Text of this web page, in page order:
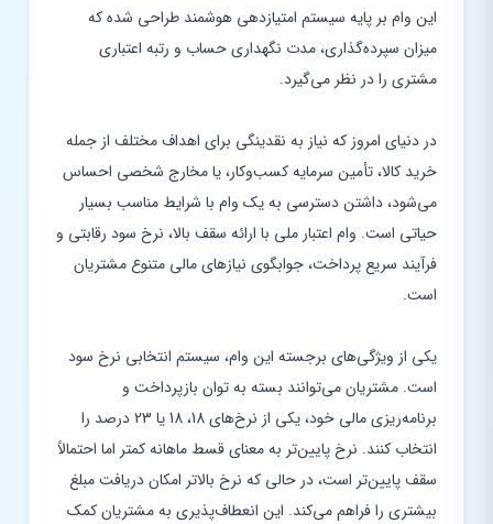
این وام بر پایه سیستم امتیازدهی هوشمند طراحی شده که
میزان سپرده‌گذاری، مدت نگهداری حساب و رتبه اعتباری
مشتری را در نظر می‌گیرد.
در دنیای امروز که نیاز به نقدینگی برای اهداف مختلف از جمله
خرید کالا، تأمین سرمایه کسب‌وکار، یا مخارج شخصی احساس
می‌شود، داشتن دسترسی به یک وام با شرایط مناسب بسیار
حیاتی است. وام اعتبار ملی با ارائه سقف بالا، نرخ سود رقابتی و
فرآیند سریع پرداخت، جوابگوی نیازهای مالی متنوع مشتریان
است.
یکی از ویژگی‌های برجسته این وام، سیستم انتخابی نرخ سود
است. مشتریان می‌توانند بسته به توان بازپرداخت و
برنامه‌ریزی مالی خود، یکی از نرخ‌های 18، 18 یا 23 درصد را
انتخاب کنند. نرخ پایین‌تر به معنای قسط ماهانه کمتر اما احتمالاً
سقف پایین‌تر است، در حالی که نرخ بالاتر امکان دریافت مبلغ
بیشتری را فراهم می‌کند. این انعطاف‌پذیری به مشتریان کمک